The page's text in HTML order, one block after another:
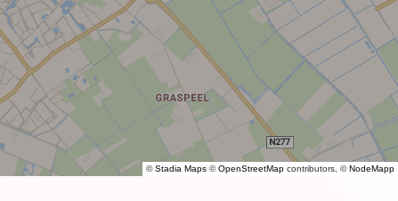
©Stadia Maps ©OpenStreetMap contributors, ©NodeMapp